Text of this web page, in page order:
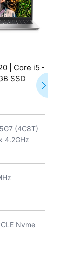
| Core i5 -
SSD
(4C8T)
4.2GHz
Nvme